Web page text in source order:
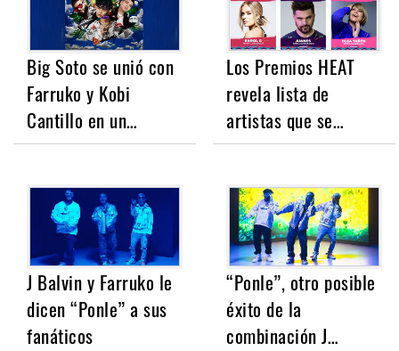
Big Soto se unió con
Farruko y Kobi
Cantillo en un…
Los Premios HEAT
revela lista de
artistas que se…
J Balvin y Farruko le
dicen “Ponle” a sus
fanáticos
“Ponle”, otro posible
éxito de la
combinación J…